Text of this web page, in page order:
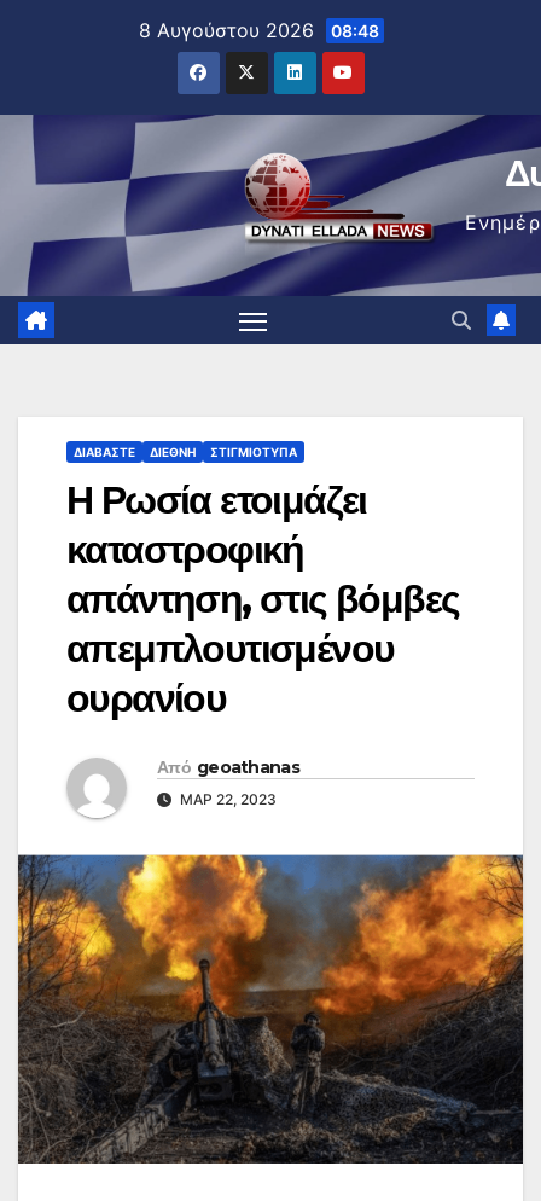
8 Αυγούστου 2026 08:48
ΔΙΑΒΆΣΤΕ ΔΙΕΘΝΉ ΣΤΙΓΜΙΌΤΥΠΑ
Η Ρωσία ετοιμάζει
καταστροφική
απάντηση, στις βόμβες
απεμπλουτισμένου
ουρανίου
Από geoathanas
ΜΑΡ 22, 2023